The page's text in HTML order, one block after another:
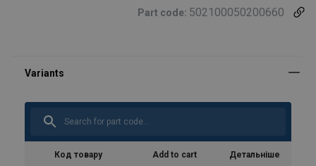
Part code: 502100050200660
Код товару Add to cart Детальніше